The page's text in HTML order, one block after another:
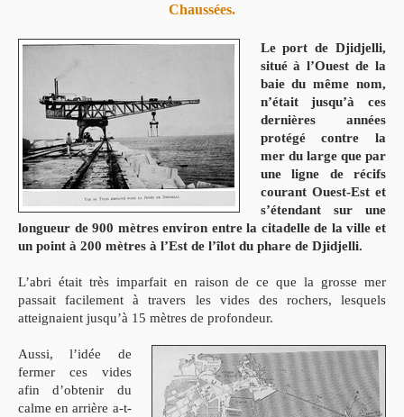
Chaussées.
Le port de Djidjelli,
situé à l’Ouest de la
baie du même nom,
n’était jusqu’à ces
dernières années
protégé contre la
mer du large que par
une ligne de récifs
courant Ouest-Est et
s’étendant sur une
longueur de 900 mètres environ entre la citadelle de la ville et
un point à 200 mètres à l’Est de l’îlot du phare de Djidjelli.
L’abri était très imparfait en raison de ce que la grosse mer
passait facilement à travers les vides des rochers, lesquels
atteignaient jusqu’à 15 mètres de profondeur.
Aussi, l’idée de
fermer ces vides
afin d’obtenir du
calme en arrière a-t-